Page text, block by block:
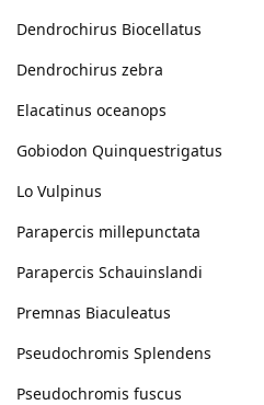
Dendrochirus Biocellatus
Dendrochirus zebra
Elacatinus oceanops
Gobiodon Quinquestrigatus
Lo Vulpinus
Parapercis millepunctata
Parapercis Schauinslandi
Premnas Biaculeatus
Pseudochromis Splendens
Pseudochromis fuscus